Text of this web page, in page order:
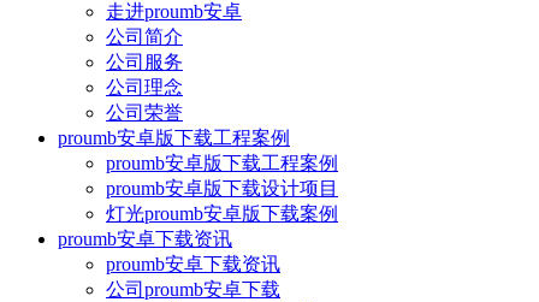
走进proumb安卓
公司简介
公司服务
公司理念
公司荣誉
proumb安卓版下载工程案例
proumb安卓版下载工程案例
proumb安卓版下载设计项目
灯光proumb安卓版下载案例
proumb安卓下载资讯
proumb安卓下载资讯
公司proumb安卓下载